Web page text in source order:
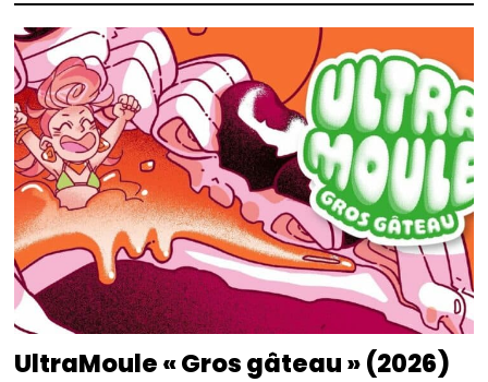
UltraMoule « Gros gâteau » (2026)